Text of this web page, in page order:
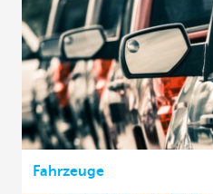
Fahrzeuge